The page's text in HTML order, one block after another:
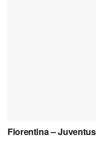
Fiorentina –